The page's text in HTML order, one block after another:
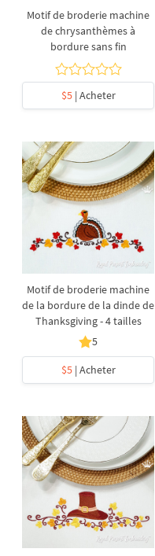
Motif de broderie machine
de chrysanthèmes à
bordure sans fin
$5| Acheter
Motif de broderie machine
de la bordure de la dinde de
Thanksgiving - 4 tailles
5
$5| Acheter